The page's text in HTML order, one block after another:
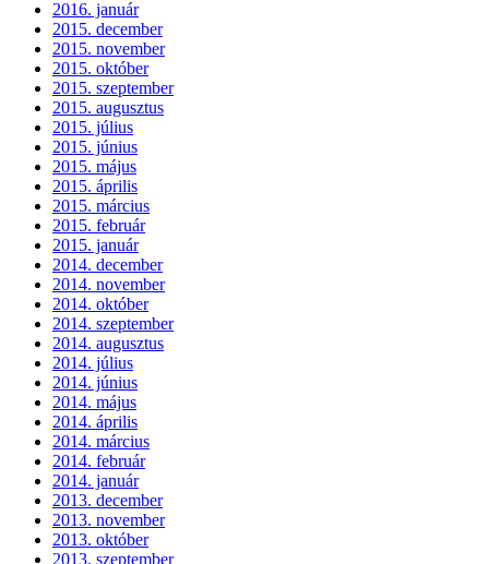
2016. január
2015. december
2015. november
2015. október
2015. szeptember
2015. augusztus
2015. július
2015. június
2015. május
2015. április
2015. március
2015. február
2015. január
2014. december
2014. november
2014. október
2014. szeptember
2014. augusztus
2014. július
2014. június
2014. május
2014. április
2014. március
2014. február
2014. január
2013. december
2013. november
2013. október
2013. szeptember